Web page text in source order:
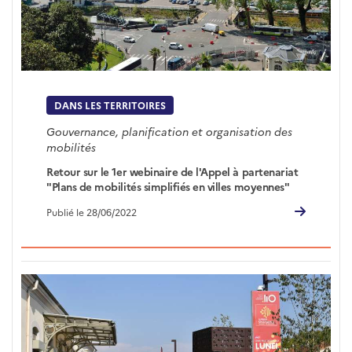
DANS LES TERRITOIRES
Gouvernance, planification et organisation des
mobilités
Retour sur le 1er webinaire de l'Appel à partenariat
"Plans de mobilités simplifiés en villes moyennes"
Publié le 28/06/2022